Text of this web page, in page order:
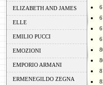
ELIZABETH AND JAMES
ELLE
EMILIO PUCCI
EMOZIONI
EMPORIO ARMANI
ERMENEGILDO ZEGNA